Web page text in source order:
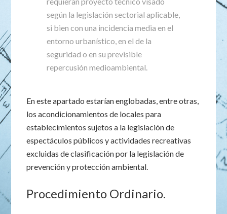
según la legislación sectorial aplicable,
si bien con una incidencia media en el
entorno urbanístico, en el de la
seguridad o en su previsible
repercusión medioambiental.
En este apartado estarían englobadas, entre otras,
los acondicionamientos de locales para
establecimientos sujetos a la legislación de
espectáculos públicos y actividades recreativas
excluidas de clasificación por la legislación de
prevención y protección ambiental.
Procedimiento Ordinario.